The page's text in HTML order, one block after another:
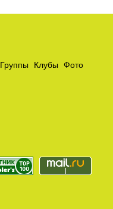
Группы Клубы
Фото